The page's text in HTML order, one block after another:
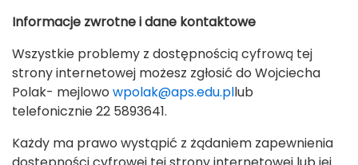
Informacje zwrotne i dane kontaktowe
Wszystkie problemy z dostępnością cyfrową tej
strony internetowej możesz zgłosić do Wojciecha
Polak- mejlowo wpolak@aps.edu.pllub
telefonicznie22 5893641.
Każdy ma prawo wystąpić z żądaniem zapewnienia